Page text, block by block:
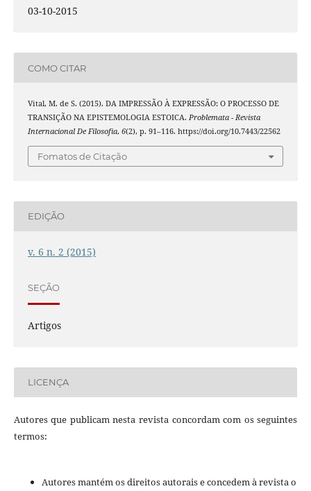
03-10-2015
COMO CITAR
Vital, M. de S. (2015). DA IMPRESSÃO À EXPRESSÃO: O PROCESSO DE
TRANSIÇÃO NA EPISTEMOLOGIA ESTOICA. Problemata - Revista
Internacional De Filosofia, 6(2), p. 91–116. https://doi.org/10.7443/22562
Fomatos de Citação
EDIÇÃO
v. 6 n. 2 (2015)
SEÇÃO
Artigos
LICENÇA
Autores que publicam nesta revista concordam com os seguintes
termos:
Autores mantém os direitos autorais e concedem à revista o